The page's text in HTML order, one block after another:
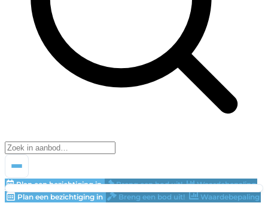
Plan een bezichtiging in Breng een bod uit!
Waardebepaling
Plan een bezichtiging in
Breng een bod uit! Waardebepaling